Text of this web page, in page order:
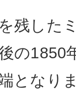
残した
の1850
となり